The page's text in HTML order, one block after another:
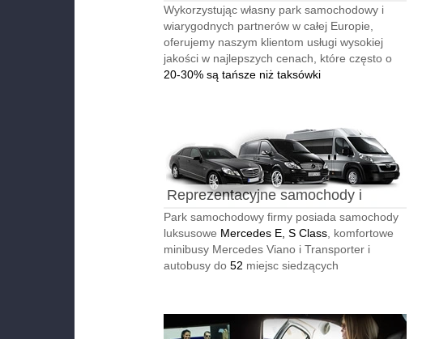
Wykorzystując własny park samochodowy i
wiarygodnych partnerów w całej Europie,
oferujemy naszym klientom usługi wysokiej
jakości w najlepszych cenach, które często o
20-30% są tańsze niż taksówki
Reprezentacyjne samochody i
autobusy
Park samochodowy firmy posiada samochody
luksusowe Mercedes E, S Class , komfortowe
minibusy Mercedes Viano i Transporter i
autobusy do 52 miejsc siedzących